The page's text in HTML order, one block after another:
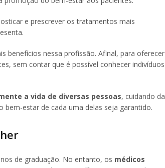
e prescrever os tratamentos mais
benefícios nessa profissão. Afinal, para oferecer
sem contar que é possível conhecer indivíduos
a vida de diversas pessoas, cuidando da
bem-estar de cada uma delas seja garantido.
de graduação. No entanto, os médicos